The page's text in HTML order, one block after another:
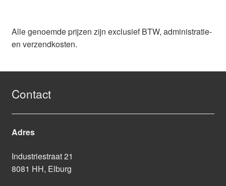
Alle genoemde prijzen zijn exclusief BTW, administratie-
en verzendkosten.
Contact
Adres
Industriestraat 21
8081 HH, Elburg